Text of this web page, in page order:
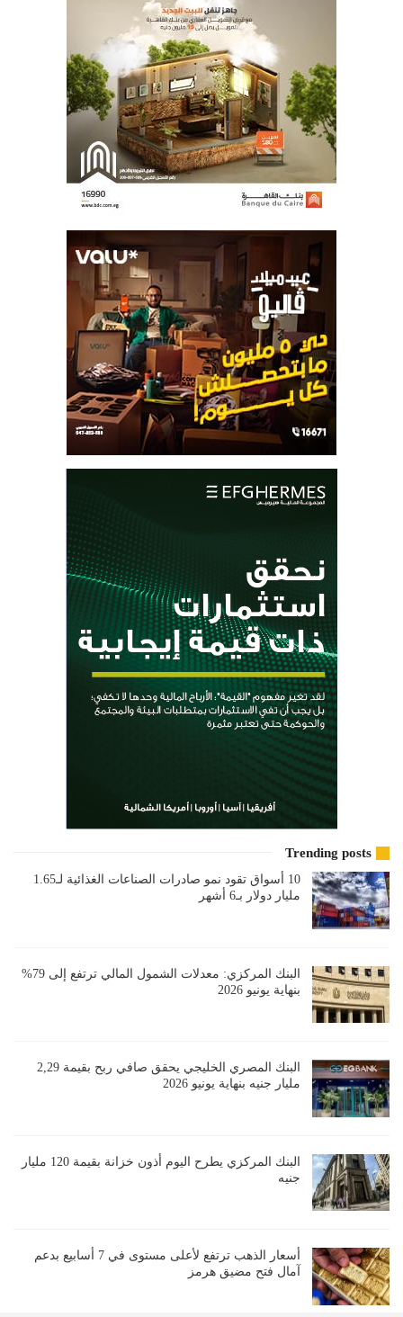
Trending posts
10 أسواق تقود نمو صادرات الصناعات الغذائية لـ1.65
مليار دولار بـ6 أشهر
البنك المركزي: معدلات الشمول المالي ترتفع إلى 79%
بنهاية يونيو 2026
البنك المصري الخليجي يحقق صافي ربح بقيمة 2,29
مليار جنيه بنهاية يونيو 2026
البنك المركزي يطرح اليوم أذون خزانة بقيمة 120 مليار
جنيه
أسعار الذهب ترتفع لأعلى مستوى في 7 أسابيع بدعم
آمال فتح مضيق هرمز